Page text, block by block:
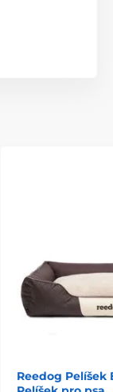
Reedog Pelíšek